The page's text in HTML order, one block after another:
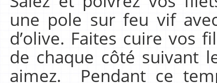
une pole sur feu vif
d’olive. Faites cuire vos
de chaque côté suivant
aimez. Pendant ce